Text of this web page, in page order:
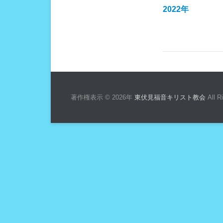
2022年
著作権表示 © 2026年 東伏見福音キリスト教会 All